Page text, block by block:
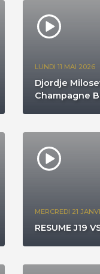
LUNDI 11 MAI 2026
Djordje
Champagne
MERCREDI 21
RESUME J19